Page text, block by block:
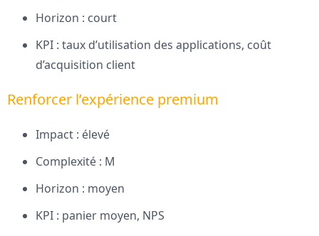
Horizon : court
KPI : taux d’utilisation des applications, coût
d’acquisition client
Renforcer l’expérience premium
Impact : élevé
Complexité : M
Horizon : moyen
KPI : panier moyen, NPS